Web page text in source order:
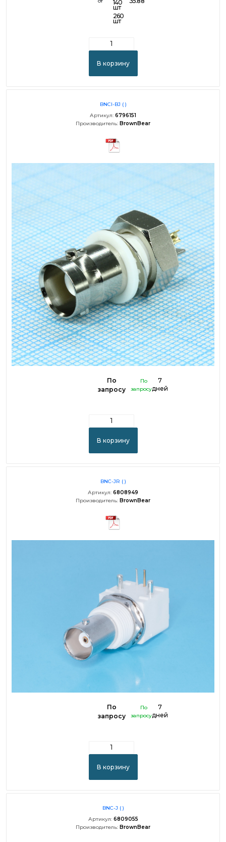
140
шт
260
шт
В корзину
BNCI-BJ ( )
Артикул: 6796151
Производитель: BrownBear
По
запросу
По
запросу
7
дней
В корзину
BNC-JR ( )
Артикул: 6808949
Производитель: BrownBear
По
запросу
По
запросу
7
дней
В корзину
BNC-J ( )
Артикул: 6809055
Производитель: BrownBear